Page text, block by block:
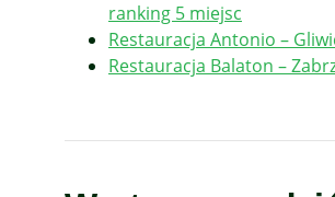
ranking 5 miejsc
Restauracja Antonio –
Restauracja Balaton –